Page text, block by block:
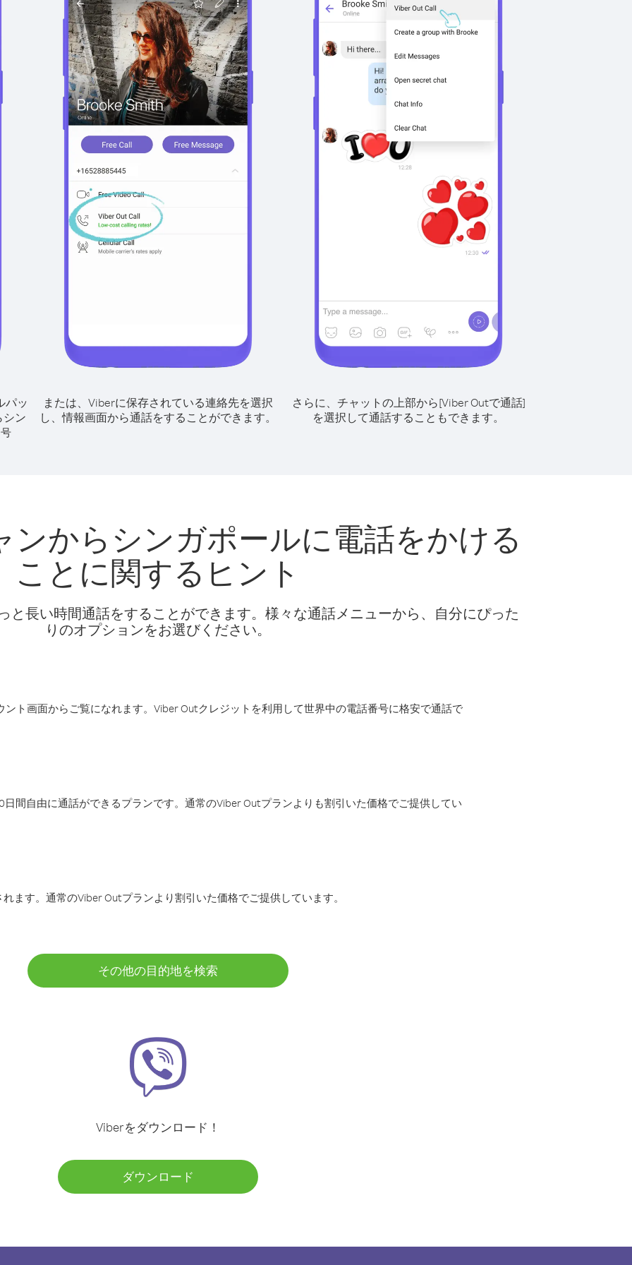
パッ
シン
または、Viberに保存されている連絡先を選択
し、情報画面から通話をすることができます。
さらに、チャットの上部から[Viber Outで通話]
を選択して通話することもできます。
ンからシンガポールに電話をかける
ことに関するヒント
と長い時間通話をすることができます。様々な通話メニューから、自分にぴった
りのオプションをお選びください。
ト画面からご覧になれます。Viber Outクレジットを利用して世界中の電話番号に格安で通話で
間自由に通話ができるプランです。通常のViber Outプランよりも割引いた価格でご提供してい
ます。通常のViber Outプランより割引いた価格でご提供しています。
その他の目的地を検索
Viberをダウンロード！
ダウンロード